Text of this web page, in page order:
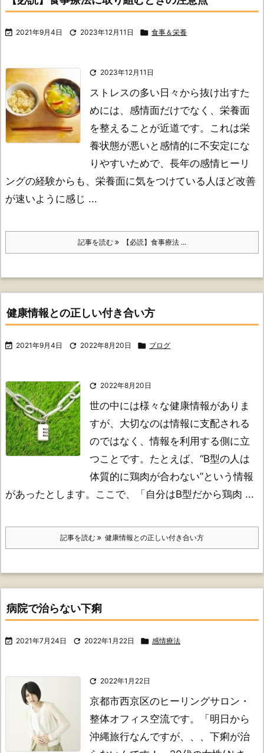
 2021年9月4日  2023年12月11日  食事＆栄養
 2023年12月11日
ストレスの多い日々から抜け出すた
めには、感情面だけでなく、栄養面
を整えることが近道です。 これは栄
養状態が悪いと感情的に不安定にな
りやすいためで、長年の感情ヒーリ
ングの経験からも、栄養面に気をつけている人ほど改善
が速いように感じ ...
記事を読む 【必読】食事療法 ...
健康情報との正しい付き合い方
 2021年9月4日  2022年8月20日  ブログ
 2022年8月20日
世の中には様々な健康情報がありま
すが、大切なのは情報に支配される
のではなく、情報を利用する側に立
つことです。 たとえば、“B型の人は
体質的に鶏肉が合わない”という情報
があったとします。 ここで、「自分はB型だから鶏肉 ...
記事を読む 健康情報との正しい付き合い方
病院で治らない下痢
 2021年7月24日  2022年1月22日  感情療法
 2022年1月22日
京都市西京区のヒーリングサロン・
整体オフィス空流です。
「明日から
沖縄旅行なんですが、、、下痢が治